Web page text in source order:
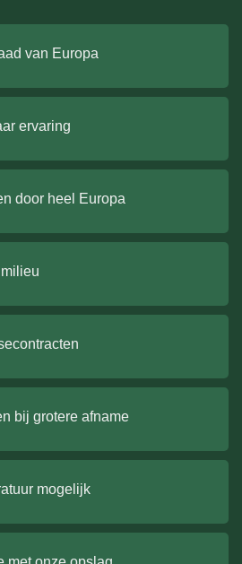
van Europa
ervaring
door heel Europa
bij grotere afname
mogelijk